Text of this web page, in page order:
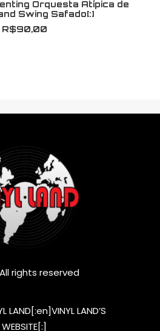
Orquesta Atípica de
Swing Safado[:]
R$90,00
rights reserved
LAND[:en]VINYL LAND’S
WEBSITE[:]